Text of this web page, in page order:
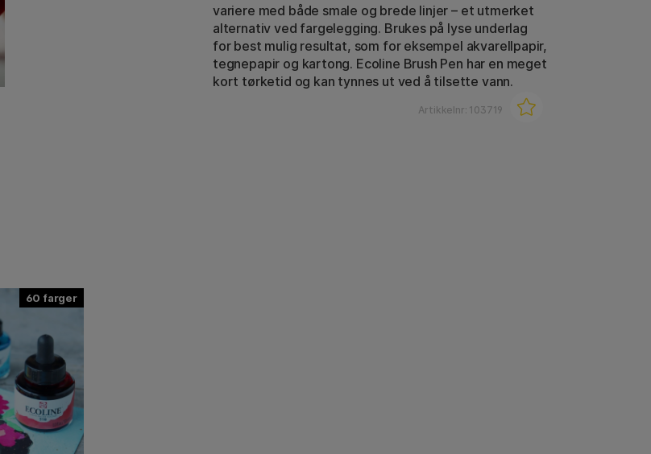
60
variere med både smale og brede linjer – et utmerket
alternativ ved fargelegging. Brukes på lyse underlag
for best mulig resultat, som for eksempel akvarellpapir,
tegnepapir og kartong. Ecoline Brush Pen har en meget
kort tørketid og kan tynnes ut ved å tilsette vann.
Artikkelnr: 103719